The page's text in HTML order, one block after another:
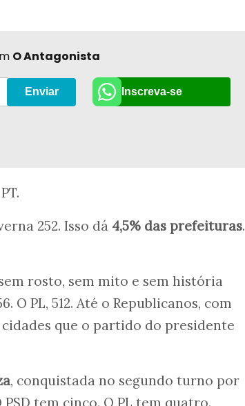
O Antagonista
Enviar Inscreva-se
252. Isso dá 4,5% das prefeituras.
rosto, sem mito e sem história
O PL, 512. Até o Republicanos, com
que o partido do presidente
, conquistada no segundo turno por